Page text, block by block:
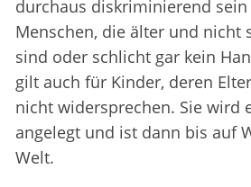
durchaus diskriminierend
Menschen, die älter und nicht
sind oder schlicht gar kein
gilt auch für Kinder, deren
nicht widersprechen. Sie wird
angelegt und ist dann bis auf
Welt.